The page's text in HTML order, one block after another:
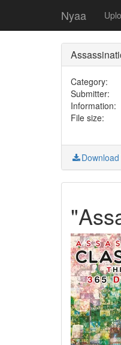
Nyaa
Category:
Submitter:
Information:
File size: